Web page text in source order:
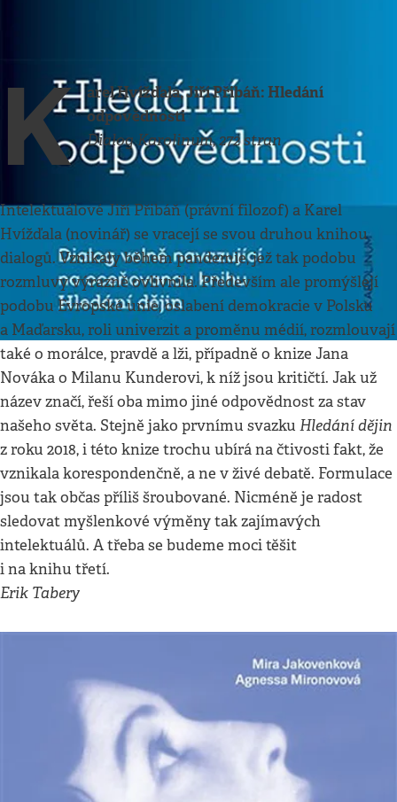
K
arel Hvížďala, Jiří Přibáň: Hledání
odpovědnosti
Dialog Karolinum, 272 stran
Intelektuálové Jiří Přibáň (právní filozof) a Karel
Hvížďala (novinář) se vracejí se svou druhou knihou
dialogů. Vznikaly během pandemie, jež tak podobu
rozmluvy výrazně ovlivnila. Především ale promýšlejí
podobu Evropské unie, oslabení demokracie v Polsku
a Maďarsku, roli univerzit a proměnu médií, rozmlouvají
také o morálce, pravdě a lži, případně o knize Jana
Nováka o Milanu Kunderovi, k níž jsou kritičtí. Jak už
název značí, řeší oba mimo jiné odpovědnost za stav
našeho světa. Stejně jako prvnímu svazku Hledání dějin
z roku 2018, i této knize trochu ubírá na čtivosti fakt, že
vznikala korespondenčně, a ne v živé debatě. Formulace
jsou tak občas příliš šroubované. Nicméně je radost
sledovat myšlenkové výměny tak zajímavých
intelektuálů. A třeba se budeme moci těšit
i na knihu třetí.
Erik Tabery